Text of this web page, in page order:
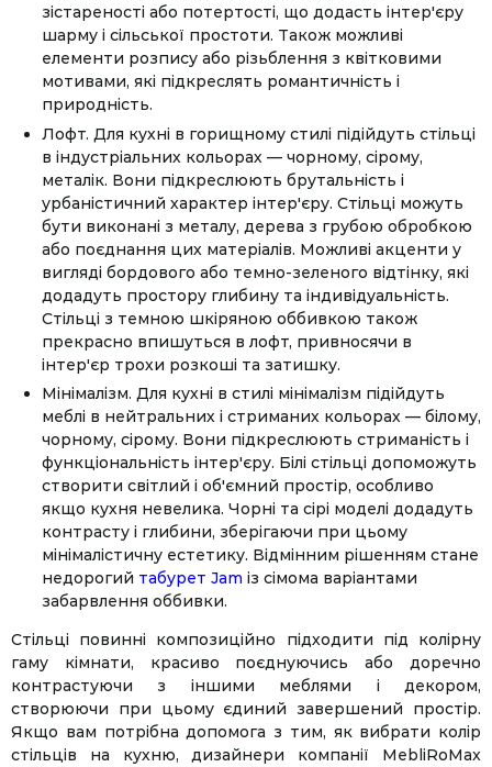
зістареності або потертості, що додасть інтер'єру
шарму і сільської простоти. Також можливі
елементи розпису або різьблення з квітковими
мотивами, які підкреслять романтичність і
природність.
Лофт. Для кухні в горищному стилі підійдуть стільці
в індустріальних кольорах — чорному, сірому,
металік. Вони підкреслюють брутальність і
урбаністичний характер інтер'єру. Стільці можуть
бути виконані з металу, дерева з грубою обробкою
або поєднання цих матеріалів. Можливі акценти у
вигляді бордового або темно-зеленого відтінку, які
додадуть простору глибину та індивідуальність.
Стільці з темною шкіряною оббивкою також
прекрасно впишуться в лофт, привносячи в
інтер'єр трохи розкоші та затишку.
Мінімалізм. Для кухні в стилі мінімалізм підійдуть
меблі в нейтральних і стриманих кольорах — білому,
чорному, сірому. Вони підкреслюють стриманість і
функціональність інтер'єру. Білі стільці допоможуть
створити світлий і об'ємний простір, особливо
якщо кухня невелика. Чорні та сірі моделі додадуть
контрасту і глибини, зберігаючи при цьому
мінімалістичну естетику. Відмінним рішенням стане
недорогий табурет Jam із сімома варіантами
забарвлення оббивки.
Стільці повинні композиційно підходити під колірну
гаму кімнати, красиво поєднуючись або доречно
контрастуючи з іншими меблями і декором,
створюючи при цьому єдиний завершений простір.
Якщо вам потрібна допомога з тим, як вибрати колір
стільців на кухню, дизайнери компанії MebliRoMax